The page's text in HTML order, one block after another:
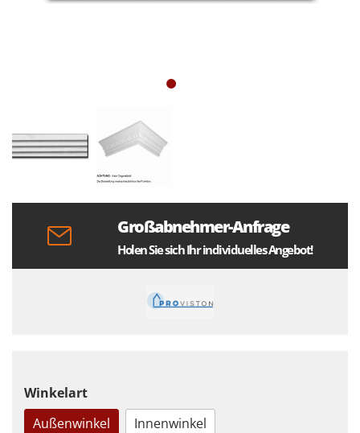
Großabnehmer-Anfrage
Holen Sie sich Ihr individuelles Angebot!
Winkelart
Außenwinkel
Innenwinkel